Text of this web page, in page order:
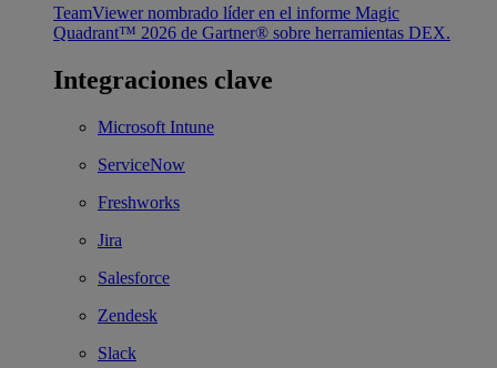
TeamViewer nombrado líder en el informe Magic
Quadrant™ 2026 de Gartner® sobre herramientas DEX.
Integraciones clave
Microsoft Intune
ServiceNow
Freshworks
Jira
Salesforce
Zendesk
Slack